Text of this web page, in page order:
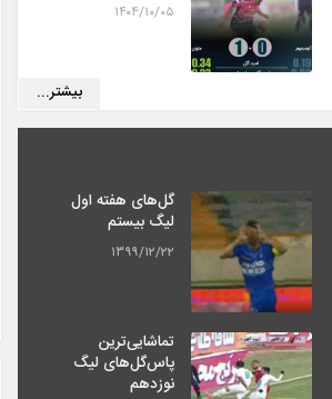
۱۴۰۴/۱۰/۰۵
بیشتر...
گل‌های هفته اول
لیگ بیستم
۱۳۹۹/۱۲/۲۲
تماشایی‌ترین
پاس‌گل‌های لیگ
نوزدهم